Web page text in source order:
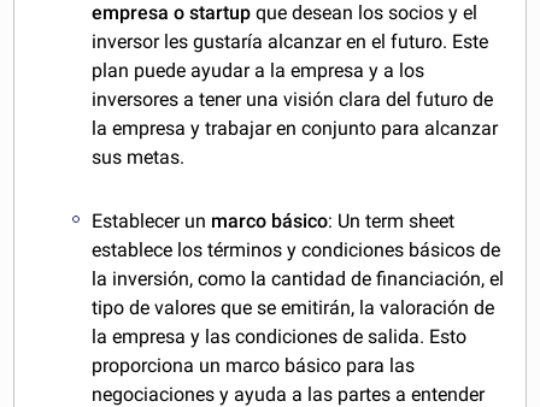
empresa o startup que desean los socios y el
inversor les gustaría alcanzar en el futuro. Este
plan puede ayudar a la empresa y a los
inversores a tener una visión clara del futuro de
la empresa y trabajar en conjunto para alcanzar
sus metas.
Establecer un marco básico: Un term sheet
establece los términos y condiciones básicos de
la inversión, como la cantidad de financiación, el
tipo de valores que se emitirán, la valoración de
la empresa y las condiciones de salida. Esto
proporciona un marco básico para las
negociaciones y ayuda a las partes a entender